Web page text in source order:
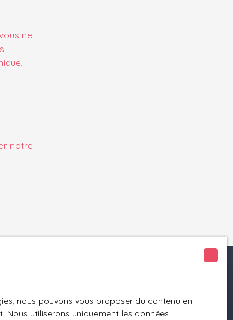
ne
notre
nous pouvons vous proposer du contenu en
utiliserons uniquement les données